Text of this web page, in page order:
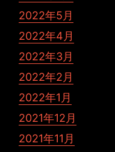
2022年5月
2022年4月
2022年3月
2022年2月
2022年1月
2021年12月
2021年11月